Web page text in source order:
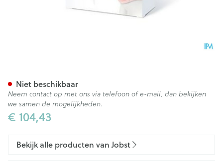
€ 104,43
Niet beschikbaar
Neem contact op met ons via telefoon of e-mail, dan bekijken
we samen de mogelijkheden.
Bekijk alle producten van Jobst